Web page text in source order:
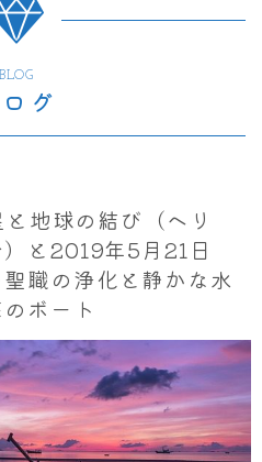
BLOG
グ
地球の結び（ヘリ
と2019年5月21日
職の浄化と静かな水
ボート